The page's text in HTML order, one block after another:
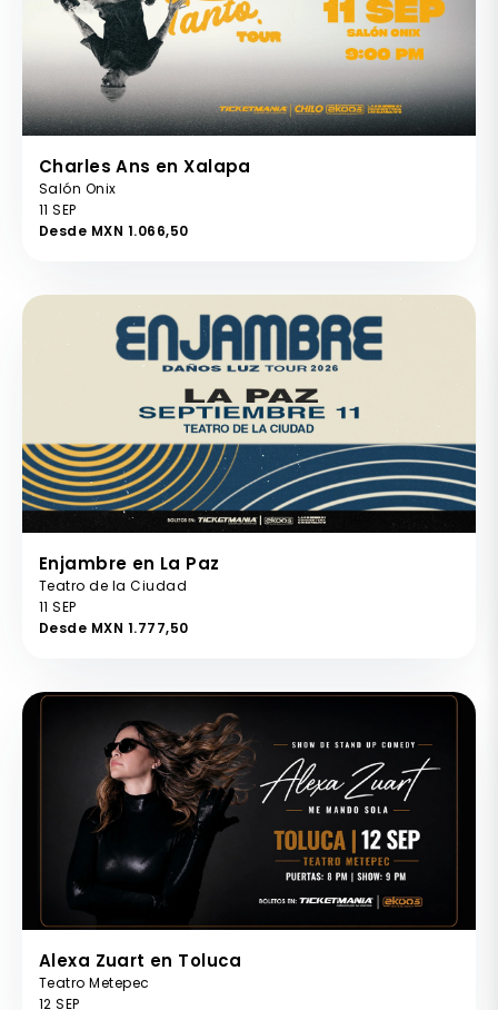
Charles Ans en Xalapa
Salón Onix
11 SEP
Desde MXN 1.066,50
Enjambre en La Paz
Teatro de la Ciudad
11 SEP
Desde MXN 1.777,50
Alexa Zuart en Toluca
Teatro Metepec
12 SEP